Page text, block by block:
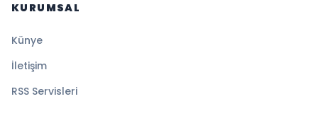
KURUMSAL
Künye
İletişim
RSS Servisleri